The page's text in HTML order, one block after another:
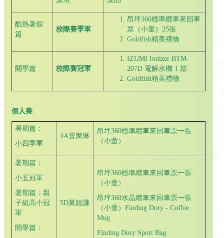
酷熱暑假
篇
校際賽季軍
昂坪360標準纜車來回車
票（小童）25張
Goldfish精美禮物
開學篇 校際賽冠軍
IZUMI Ionizer BTM-
207D 電解水機 1 部
Goldfish精美禮物
個人賽
暑期篇：
小四季軍
4A曹家琳
昂坪360標準纜車來回車票一張
（小童）
暑期篇：
小五冠軍
暑期篇：親
子組高小冠
軍
開學篇：
5D莫銳謙
昂坪360標準纜車來回車票一張
（小童）
昂坪360水晶纜車來回車票一張
（小童）Finding Dory - Coffee
Mug
Finding Dory Sport Bag